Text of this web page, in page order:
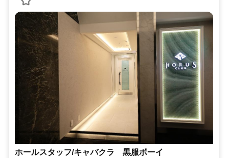
ホールスタッフ/キャバクラ 黒服ボーイ